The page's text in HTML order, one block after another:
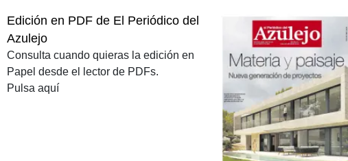
Edición en PDF de El Periódico del
Azulejo
Consulta cuando quieras la edición en
Papel desde el lector de PDFs.
Pulsa aquí